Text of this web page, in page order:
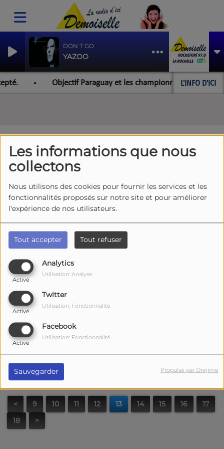
Les informations que nous
collectons
Nous utilisons des cookies pour fournir les services et les
fonctionnalités proposés sur notre site et pour améliorer
l'expérience de nos utilisateurs.
Tout accepter Tout refuser
Analytics
Activé
Utilisation: Analyse
Twitter
Activé
Utilisation: Fonctionnalité
Facebook
Activé
Utilisation: Fonctionnalité
Sauvegarder Propulsé par Orejime
DON T GO
YAZOO
L'INFO D'ICI
Objectif Paraguay et les championnats du
0-9 A F I
K
L M N O P Q R S T U
V
W
X
< 9 10 11 12 13 14 15 16
17
18
>